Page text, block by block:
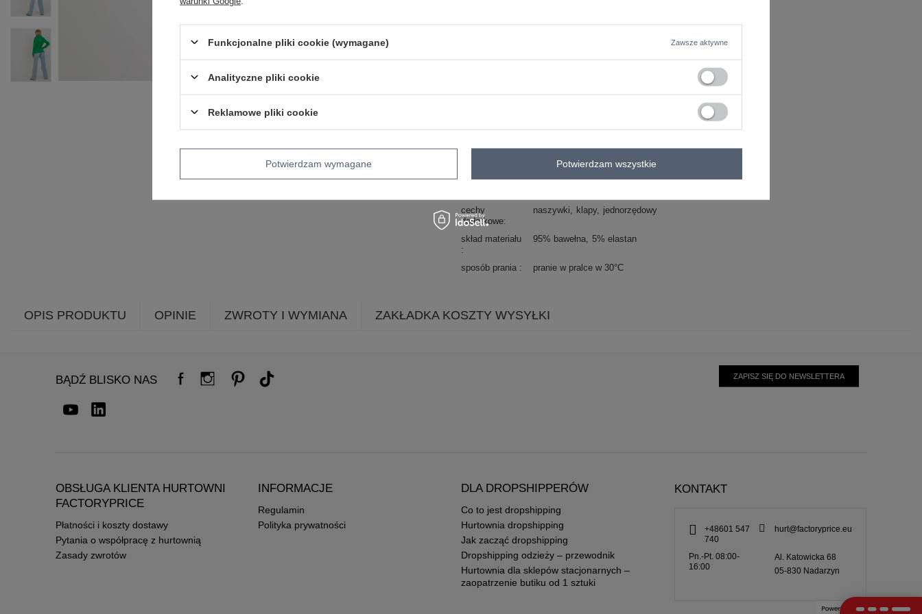
cechy
dodatkowe
naszywki klapy jednorzędowy
skład materiału 95% bawełna 5% elastan
sposób prania pranie w pralce w 30°C
OPIS PRODUKTU OPINIE ZWROTY I WYMIANA ZAKŁADKA KOSZTY WYSYŁKI
BĄDŹ BLISKO NAS ZAPISZ SIĘ DO NEWSLETTERA
OBSŁUGA KLIENTA HURTOWNI
FACTORYPRICE
Płatności i koszty dostawy
Pytania o współpracę z hurtownią
Zasady zwrotów
INFORMACJE
Regulamin
Polityka prywatności
DLA DROPSHIPPERÓW
Co to jest dropshipping
Hurtownia dropshipping
Jak zacząć dropshipping
Dropshipping odzieży – przewodnik
Hurtownia dla sklepów stacjonarnych –
zaopatrzenie butiku od 1 sztuki
KONTAKT
+48601 547
740
hurt@factoryprice.eu
Pn.-Pt. 08:00-
16:00
Al. Katowicka 68
05-830 Nadarzyn
Funkcjonalne pliki cookie (wymagane) Zawsze aktywne
Analityczne pliki cookie
Reklamowe pliki cookie
Potwierdzam wymagane Potwierdzam wszystkie